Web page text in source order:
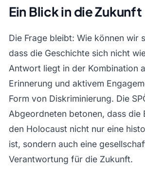
Ein Blick in die Zukunft
Die Frage bleibt: Wie können wir
dass die Geschichte sich nicht
Antwort liegt in der Kombination
Erinnerung und aktivem
Form von Diskriminierung. Die
Abgeordneten betonen, dass die
den Holocaust nicht nur eine
ist, sondern auch eine
Verantwortung für die Zukunft.